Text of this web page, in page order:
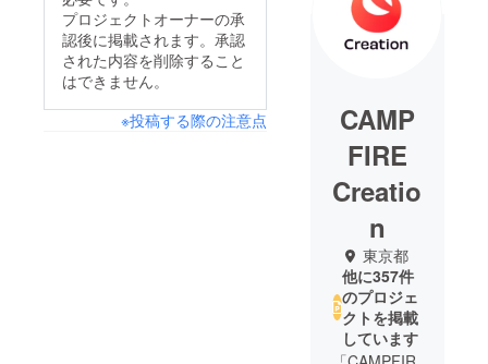
プロジェクトオーナーの承
認後に掲載されます。承認
された内容を削除すること
はできません。
※投稿する際の注意点
CAMP
FIRE
Creatio
n
東京都
他に357件
のプロジェ
クトを掲載
しています